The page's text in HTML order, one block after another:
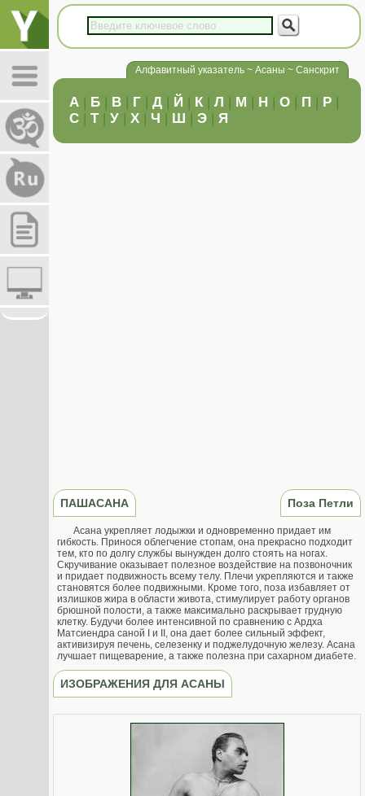
Алфавитный указатель ~ Асаны ~ Санскрит
А | Б | В | Г | Д | Й | К | Л | М | Н | О | П | Р |
С | Т| У | Х | Ч | Ш | Э | Я
ПАШАСАНА Поза Петли
Асана укрепляет лодыжки и одновременно придает им
гибкость. Принося облегчение стопам, она прекрасно подходит
тем, кто по долгу службы вынужден долго стоять на ногах.
Скручивание оказывает полезное воздействие на позвоночник
и придает подвижность всему телу. Плечи укрепляются и также
становятся более подвижными. Кроме того, поза избавляет от
излишков жира в области живота, стимулирует работу органов
брюшной полости, а также максимально раскрывает грудную
клетку. Будучи более интенсивной по сравнению с Ардха
Матсиендра саной I и II, она дает более сильный эффект,
активизируя печень, селезенку и поджелудочную железу. Асана
лучшает пищеварение, а также полезна при сахарном диабете.
ИЗОБРАЖЕНИЯ ДЛЯ АСАНЫ